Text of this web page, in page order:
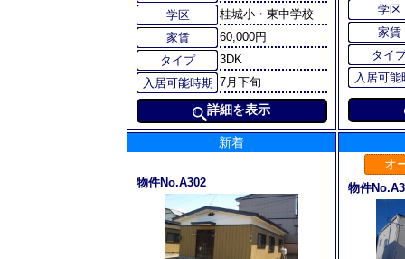
学区
桂城小・東中学校
家賃
60,000円
タイプ
3DK
入居可能時期 7月下旬
詳細を表示
学区
家賃
タイ
入居可能
新着
物件No.A302
オ
物件